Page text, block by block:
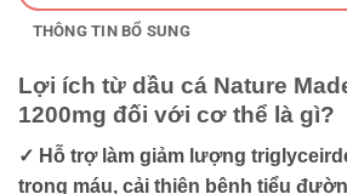
THÔNG TIN BỔ SUNG
Lợi ích từ dầu cá Nature
1200mg đối với cơ thể là gì?
✓ Hỗ trợ làm giảm lượng
trong máu, cải thiện bệnh tiểu